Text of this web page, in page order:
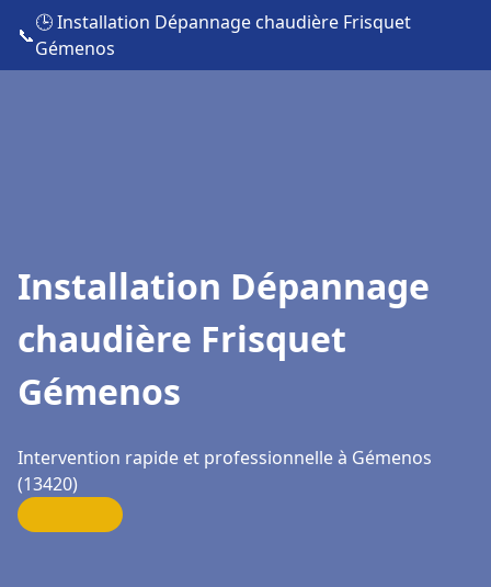
📞
🕒 Installation Dépannage chaudière Frisquet
Gémenos
Installation Dépannage
chaudière Frisquet
Gémenos
Intervention rapide et professionnelle à Gémenos
(13420)